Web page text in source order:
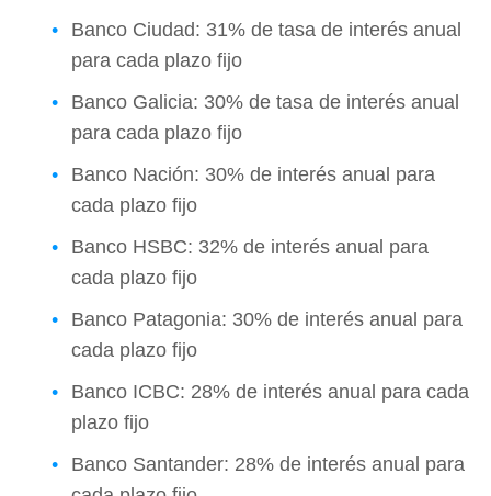
Banco Ciudad: 31% de tasa de interés anual
para cada plazo fijo
Banco Galicia: 30% de tasa de interés anual
para cada plazo fijo
Banco Nación: 30% de interés anual para
cada plazo fijo
Banco HSBC: 32% de interés anual para
cada plazo fijo
Banco Patagonia: 30% de interés anual para
cada plazo fijo
Banco ICBC: 28% de interés anual para cada
plazo fijo
Banco Santander: 28% de interés anual para